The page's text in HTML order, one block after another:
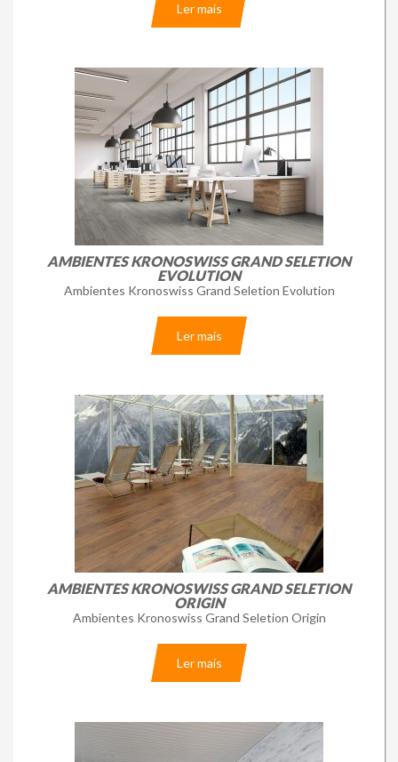
Ler mais
AMBIENTES KRONOSWISS GRAND SELETION
EVOLUTION
Ambientes Kronoswiss Grand Seletion Evolution
Ler mais
AMBIENTES KRONOSWISS GRAND SELETION
ORIGIN
Ambientes Kronoswiss Grand Seletion Origin
Ler mais